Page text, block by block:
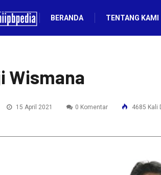
BERANDA TENTANG KAMI
Wismana
15 April 2021 0 Komentar 4685 Kali